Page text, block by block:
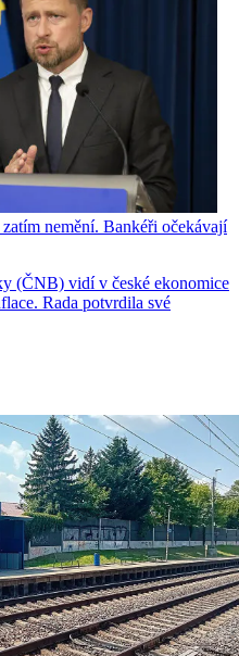
nemění. Bankéři očekávají
(ČNB) vidí v české ekonomice
Rada potvrdila své